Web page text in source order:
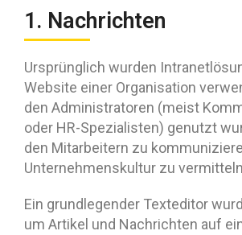
1. Nachrichten
Ursprünglich wurden
Website einer Organisation
den Administratoren (meist
oder HR-Spezialisten) genutzt
den Mitarbeitern zu
Unternehmenskultur zu
Ein grundlegender Texteditor
um Artikel und Nachrichten auf